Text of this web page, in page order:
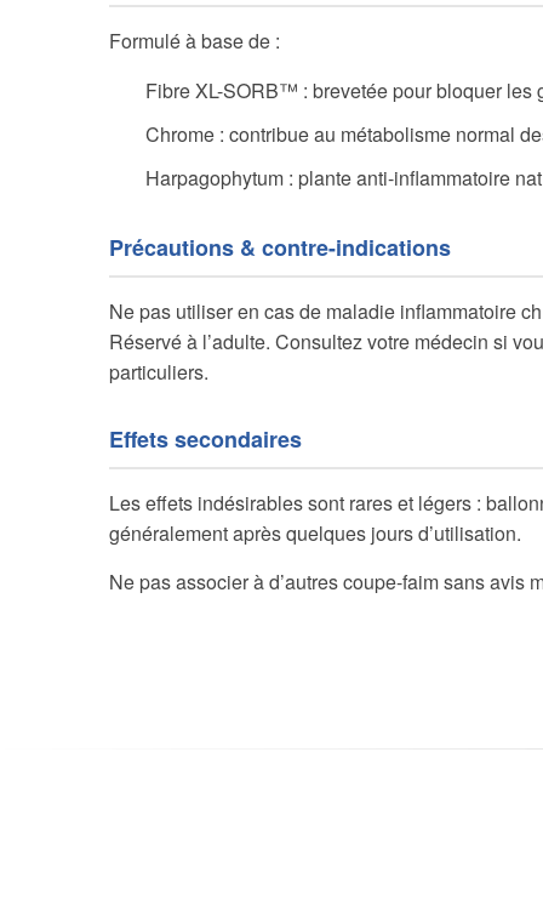
Formulé à base de :
Fibre XL-SORB™ : brevetée pour bloquer les
Chrome : contribue au métabolisme normal
Harpagophytum : plante anti-inflammatoire
Précautions & contre-indications
Ne pas utiliser en cas de maladie inflammatoire
Réservé à l’adulte. Consultez votre médecin si
particuliers.
Effets secondaires
Les effets indésirables sont rares et légers :
généralement après quelques jours d’utilisation.
Ne pas associer à d’autres coupe-faim sans avis